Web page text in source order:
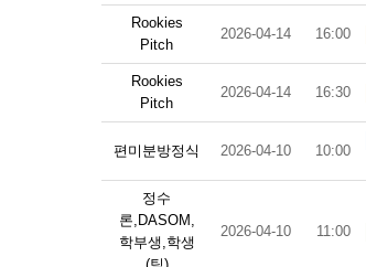
Rookies
Pitch
2026-04-14 16:00
Rookies
Pitch
2026-04-14 16:30
편미분방정식 2026-04-10 10:00
정수
론,DASOM,
학부생,학생
2026-04-10 11:00